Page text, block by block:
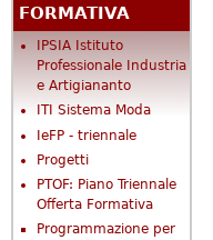
FORMATIVA
IPSIA Istituto
Professionale Industria
e Artigiananto
ITI Sistema Moda
IeFP - triennale
Progetti
PTOF: Piano Triennale
Offerta Formativa
Programmazione per